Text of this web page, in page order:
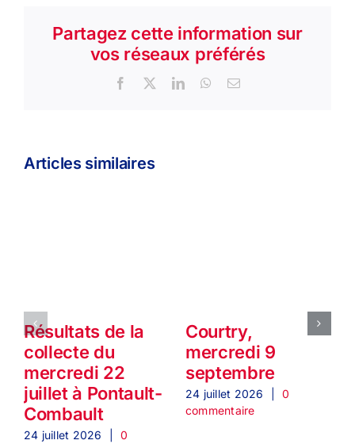
Partagez cette information sur
vos réseaux préférés
Facebook
X LinkedInWhatsApp
Email
Articles similaires
Résultats de la
collecte du
mercredi 22
juillet à Pontault-
Combault
24 juillet 2026
0
Courtry,
mercredi 9
septembre
24 juillet 2026
0
commentaire